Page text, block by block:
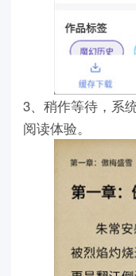
3、稍作等待，系
阅读体验。